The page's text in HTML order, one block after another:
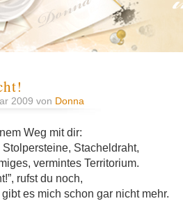
2009 von Donna
Weg mit dir:
Stacheldraht,
vermintes Territorium.
rufst du noch,
es mich schon gar nicht mehr.